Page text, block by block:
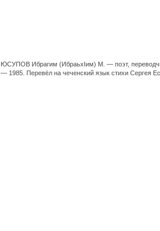
ЮСУПОВ Ибрагим (ИбраьхIим) М. — поэт,
— 1985. Перевёл на чеченский язык стихи Сергея